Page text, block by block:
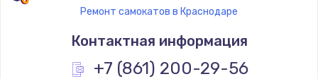
Ремонт самокатов в Краснодаре
Контактная информация
+7 (861) 200-29-56